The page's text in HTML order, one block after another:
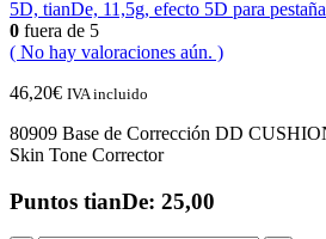
5D, tianDe, 11,5g, efecto 5D para
0 fuera de 5
( No hay valoraciones aún. )
46,20€ IVA incluido
80909 Base de Corrección DD
Skin Tone Corrector
Puntos tianDe: 25,00